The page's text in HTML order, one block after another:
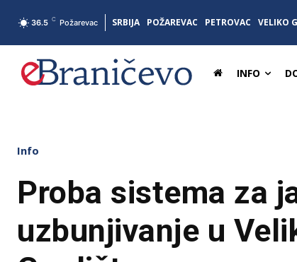
36.5 C Požarevac SRBIJA POŽAREVAC PETROVAC VELIKO
INFO
Info
Proba sistema za
uzbunjivanje u